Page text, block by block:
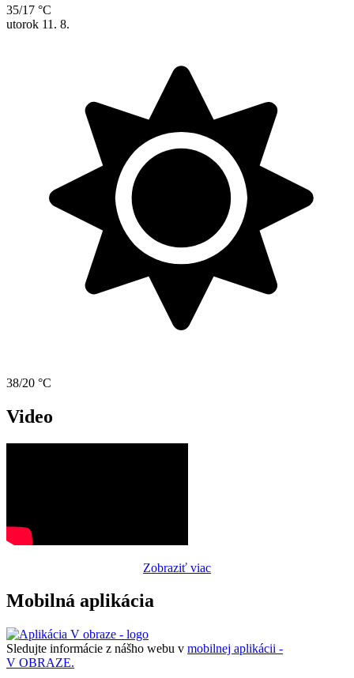
35/17 °C
utorok 11. 8.
38/20 °C
Video
Zobraziť viac
Mobilná aplikácia
Sledujte informácie z nášho webu v mobilnej aplikácii -
V OBRAZE.